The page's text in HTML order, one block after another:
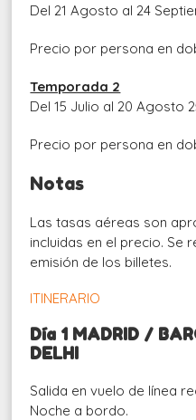
Del 21 Agosto al 24
Precio por persona en
Temporada 2
Del 15 Julio al 20 Agosto
Precio por persona en
Notas
Las tasas aéreas son
incluidas en el precio. Se
emisión de los billetes.
ITINERARIO
Día 1 MADRID /
DELHI
Salida en vuelo de línea
Noche a bordo.